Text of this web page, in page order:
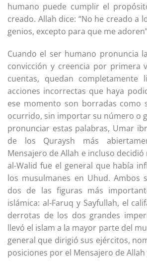
humano puede cumplir el
creado. Allah dice: “No he creado a
genios, excepto para que me
Cuando el ser humano pronuncia
convicción y creencia por primera
cuentas, quedan completamente
acciones incorrectas que haya
ese momento son borradas como
ocurrido, sin importar su número o
pronunciar estas palabras, Umar
de los Quraysh más
Mensajero de Allah e incluso decidió
al-Walid fue el general que había
los musulmanes en Uhud. Ambos
dos de las figuras más
islámica: al-Faruq y Sayfullah, el
derrotas de los dos grandes
llevó el islam a la mayor parte del
general que dirigió sus ejércitos,
posiciones por el Mensajero de Allah